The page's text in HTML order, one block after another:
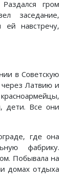
гром
заседание,
навстречу,
в Советскую
Латвию и
дети. Все они
где она
фабрику.
Побывала на
домах отдыха